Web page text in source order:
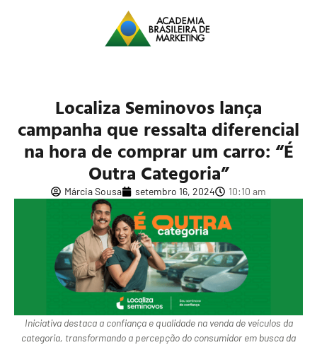
Localiza Seminovos lança
campanha que ressalta diferencial
na hora de comprar um carro: “É
Outra Categoria”
Márcia Sousa setembro 16, 2024 10:10 am
Iniciativa destaca a confiança e qualidade na venda de veículos da
categoria, transformando a percepção do consumidor em busca da